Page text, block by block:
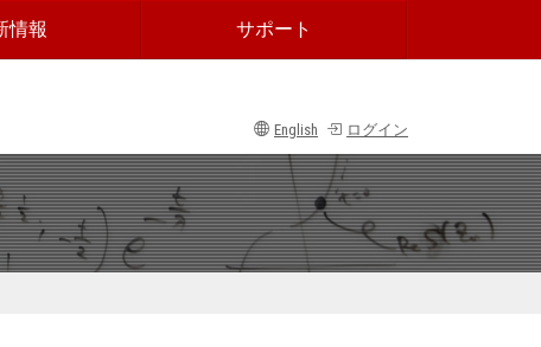
情報 サポート
English ログイン